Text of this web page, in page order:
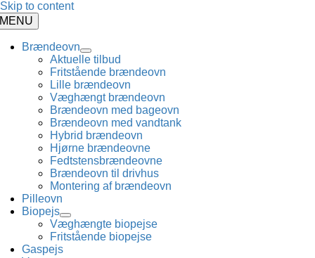
Skip to content
MENU
Brændeovn
Aktuelle tilbud
Fritstående brændeovn
Lille brændeovn
Væghængt brændeovn
Brændeovn med bageovn
Brændeovn med vandtank
Hybrid brændeovn
Hjørne brændeovne
Fedtstensbrændeovne
Brændeovn til drivhus
Montering af brændeovn
Pilleovn
Biopejs
Væghængte biopejse
Fritstående biopejse
Gaspejs